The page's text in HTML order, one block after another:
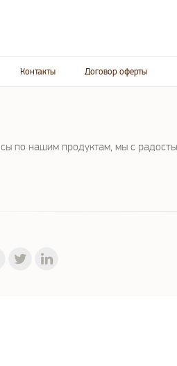
Контакты Договор оферты
по нашим продуктам, мы с